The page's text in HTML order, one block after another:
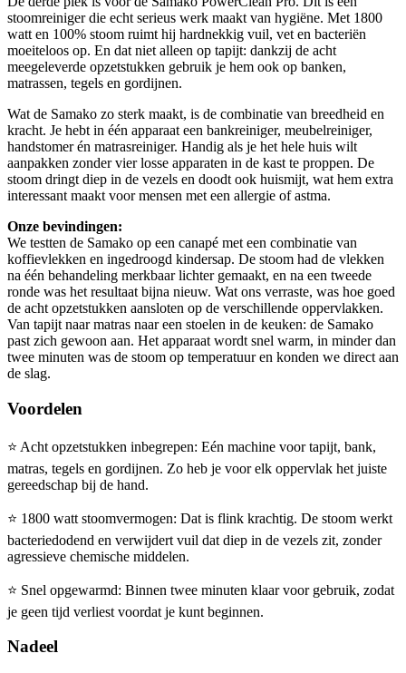
stoomreiniger die echt serieus werk maakt van hygiëne. Met 1800
watt en 100% stoom ruimt hij hardnekkig vuil, vet en bacteriën
moeiteloos op. En dat niet alleen op tapijt: dankzij de acht
meegeleverde opzetstukken gebruik je hem ook op banken,
matrassen, tegels en gordijnen.
Wat de Samako zo sterk maakt, is de combinatie van breedheid en
kracht. Je hebt in één apparaat een bankreiniger, meubelreiniger,
handstomer én matrasreiniger. Handig als je het hele huis wilt
aanpakken zonder vier losse apparaten in de kast te proppen. De
stoom dringt diep in de vezels en doodt ook huismijt, wat hem extra
interessant maakt voor mensen met een allergie of astma.
Onze bevindingen:
We testten de Samako op een canapé met een combinatie van
koffievlekken en ingedroogd kindersap. De stoom had de vlekken
na één behandeling merkbaar lichter gemaakt, en na een tweede
ronde was het resultaat bijna nieuw. Wat ons verraste, was hoe goed
de acht opzetstukken aansloten op de verschillende oppervlakken.
Van tapijt naar matras naar een stoelen in de keuken: de Samako
past zich gewoon aan. Het apparaat wordt snel warm, in minder dan
twee minuten was de stoom op temperatuur en konden we direct aan
de slag.
Voordelen
⭐ Acht opzetstukken inbegrepen: Eén machine voor tapijt, bank,
matras, tegels en gordijnen. Zo heb je voor elk oppervlak het juiste
gereedschap bij de hand.
⭐ 1800 watt stoomvermogen: Dat is flink krachtig. De stoom werkt
bacteriedodend en verwijdert vuil dat diep in de vezels zit, zonder
agressieve chemische middelen.
⭐ Snel opgewarmd: Binnen twee minuten klaar voor gebruik, zodat
je geen tijd verliest voordat je kunt beginnen.
Nadeel